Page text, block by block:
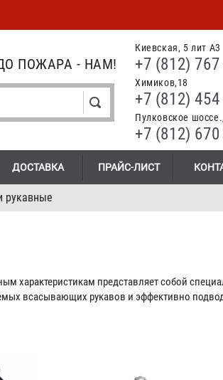
Киевская, 5 лит А3
+7 (812)
Химиков,18
+7 (812)
Пулковское
+7 (812)
ПОЖАРА - НАМ!
ДОСТАВКА ПРАЙС-ЛИСТ
рукавные
характеристикам представляет собой
всасывающих рукавов и эффективно